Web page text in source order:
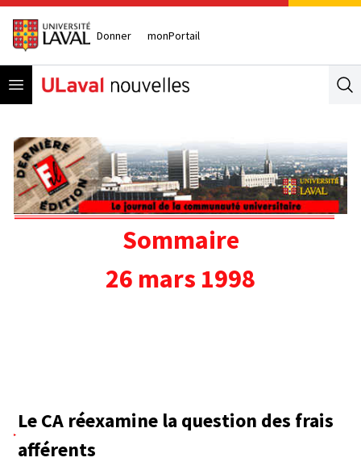
Donner monPortail
Open menu
Sommaire
26 mars 1998
Le CA réexamine la question des frais
afférents